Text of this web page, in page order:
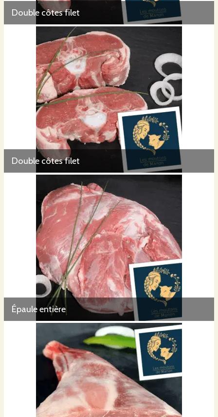
Double côtes filet
Double côtes filet
Épaule entière